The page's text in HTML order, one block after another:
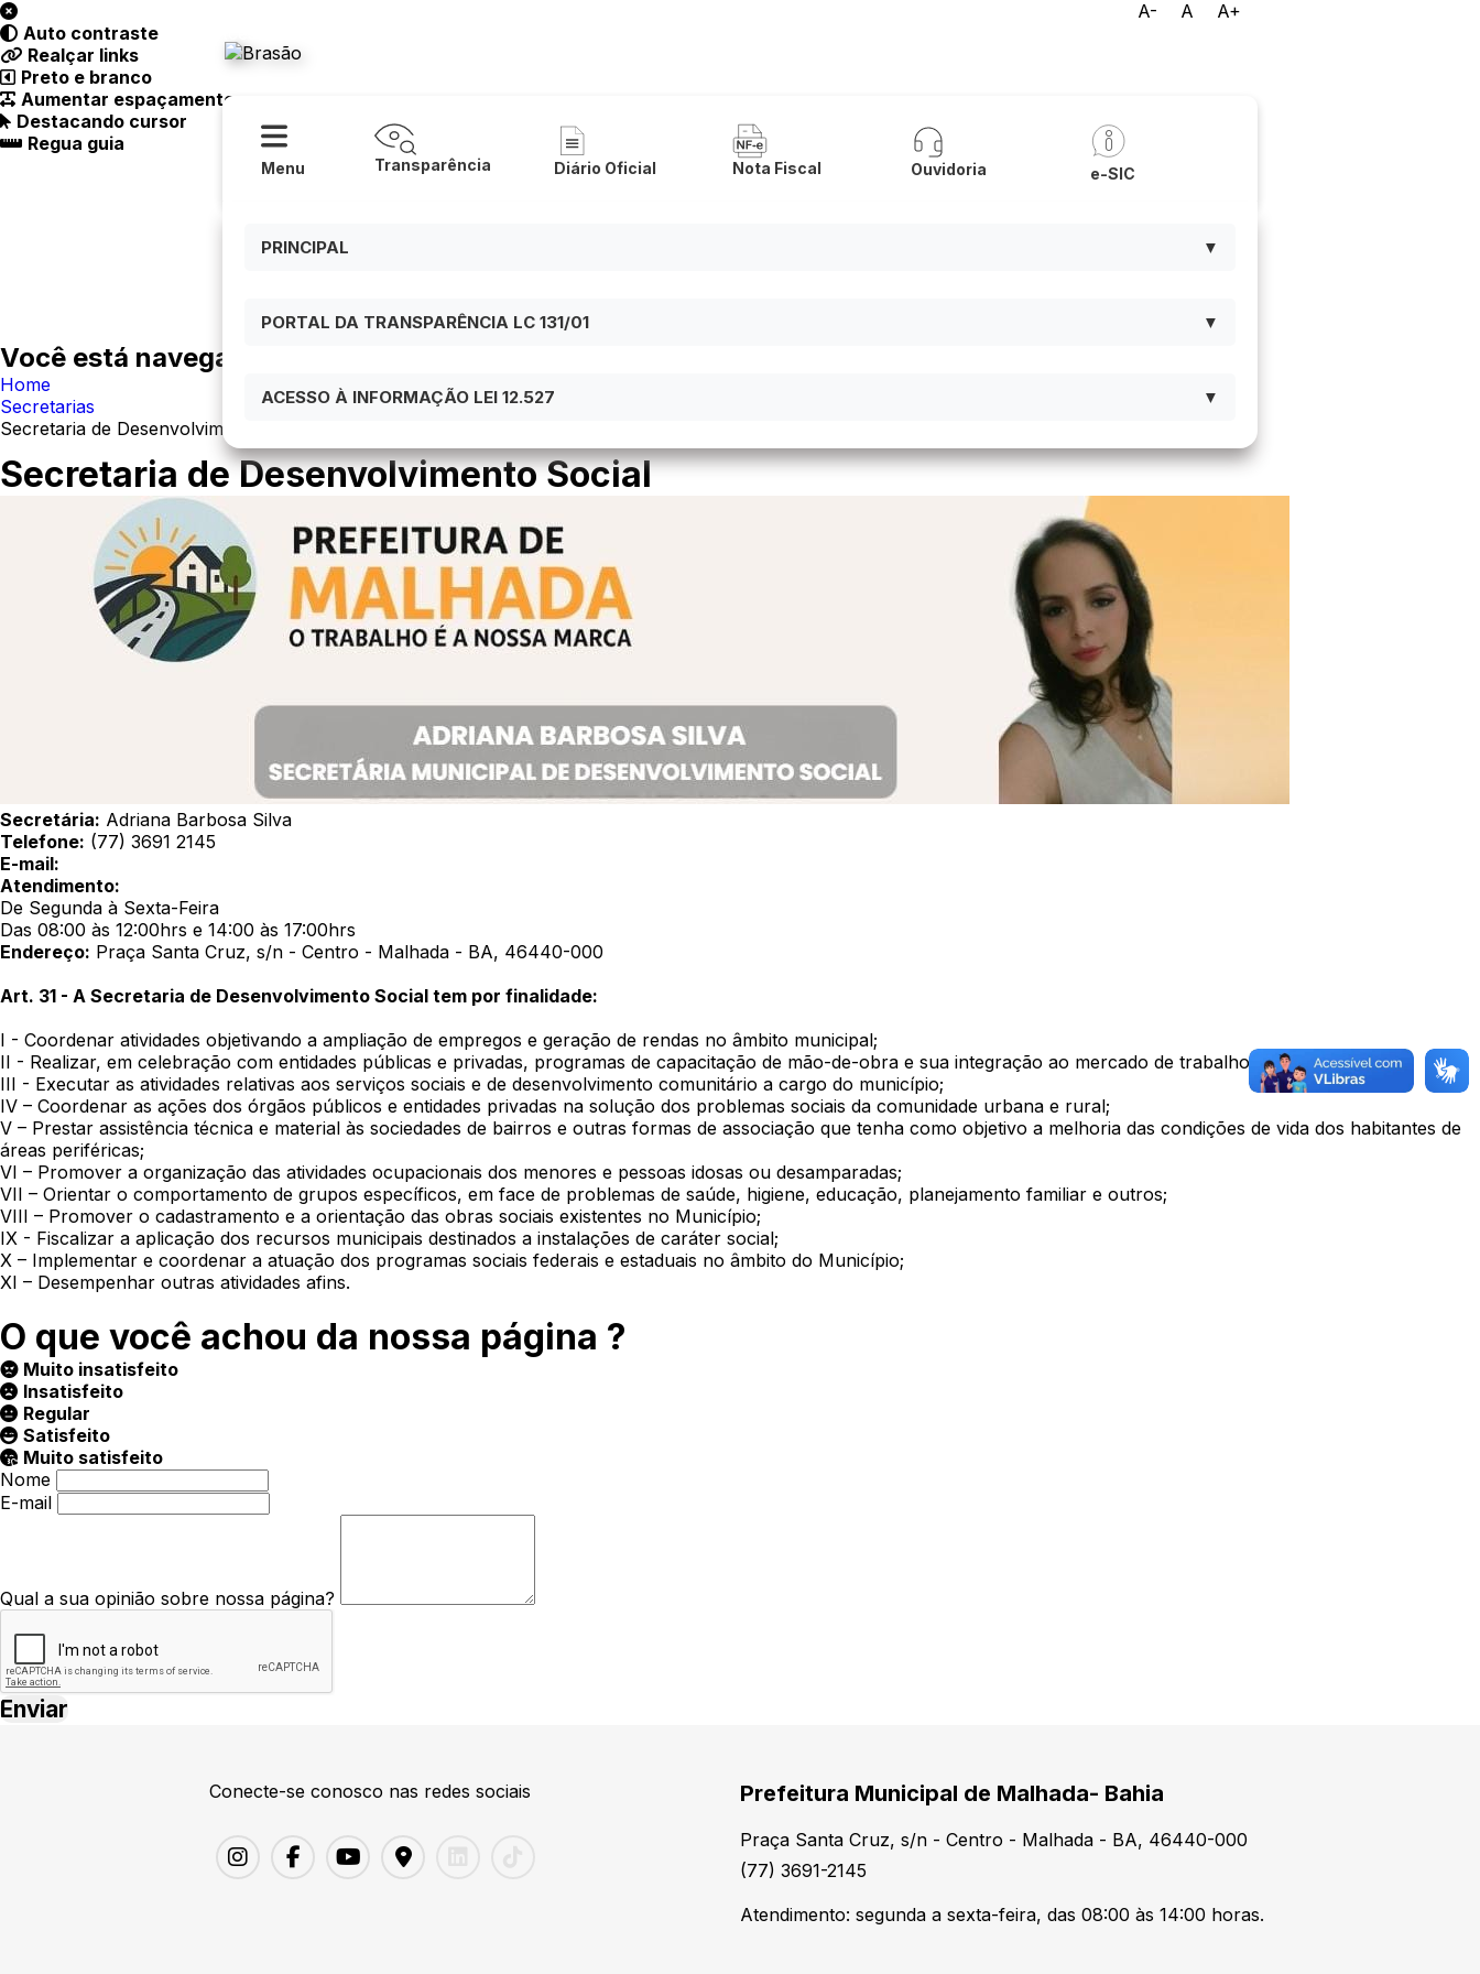
A- A
A+
Menu Transparência Diário Oficial Nota Fiscal Ouvidoria e-SIC
PRINCIPAL ▼
PORTAL DA TRANSPARÊNCIA LC 131/01 ▼
ACESSO À INFORMAÇÃO LEI 12.527 ▼
Auto contraste
Realçar links
Preto e branco
Aumentar espaçamento
Destacando cursor
Regua guia
Você está navegando em:
Home
Secretarias
Secretaria de Desenvolvimento Social
Secretaria de Desenvolvimento Social
Secretária: Adriana Barbosa Silva
Telefone: (77) 3691 2145
E-mail:
Atendimento:
De Segunda à Sexta-Feira
Das 08:00 às 12:00hrs e 14:00 às 17:00hrs
Endereço: Praça Santa Cruz, s/n - Centro - Malhada - BA, 46440-000
Art. 31 - A Secretaria de Desenvolvimento Social tem por finalidade:
I - Coordenar atividades objetivando a ampliação de empregos e geração de rendas no âmbito municipal;
II - Realizar, em celebração com entidades públicas e privadas, programas de capacitação de mão-de-obra e sua integração ao mercado de trabalho local;
III - Executar as atividades relativas aos serviços sociais e de desenvolvimento comunitário a cargo do município;
IV – Coordenar as ações dos órgãos públicos e entidades privadas na solução dos problemas sociais da comunidade urbana e rural;
V – Prestar assistência técnica e material às sociedades de bairros e outras formas de associação que tenha como objetivo a melhoria das condições de vida dos habitantes de
áreas periféricas;
VI – Promover a organização das atividades ocupacionais dos menores e pessoas idosas ou desamparadas;
VII – Orientar o comportamento de grupos específicos, em face de problemas de saúde, higiene, educação, planejamento familiar e outros;
VIII – Promover o cadastramento e a orientação das obras sociais existentes no Município;
IX - Fiscalizar a aplicação dos recursos municipais destinados a instalações de caráter social;
X – Implementar e coordenar a atuação dos programas sociais federais e estaduais no âmbito do Município;
XI – Desempenhar outras atividades afins.
O que você achou da nossa página ?
Muito insatisfeito
Insatisfeito
Regular
Satisfeito
Muito satisfeito
Nome
E-mail
Qual a sua opinião sobre nossa página?
Conecte-se conosco nas redes sociais Prefeitura Municipal de Malhada- Bahia
Praça Santa Cruz, s/n - Centro - Malhada - BA, 46440-000
(77) 3691-2145
Atendimento: segunda a sexta-feira, das 08:00 às 14:00 horas.